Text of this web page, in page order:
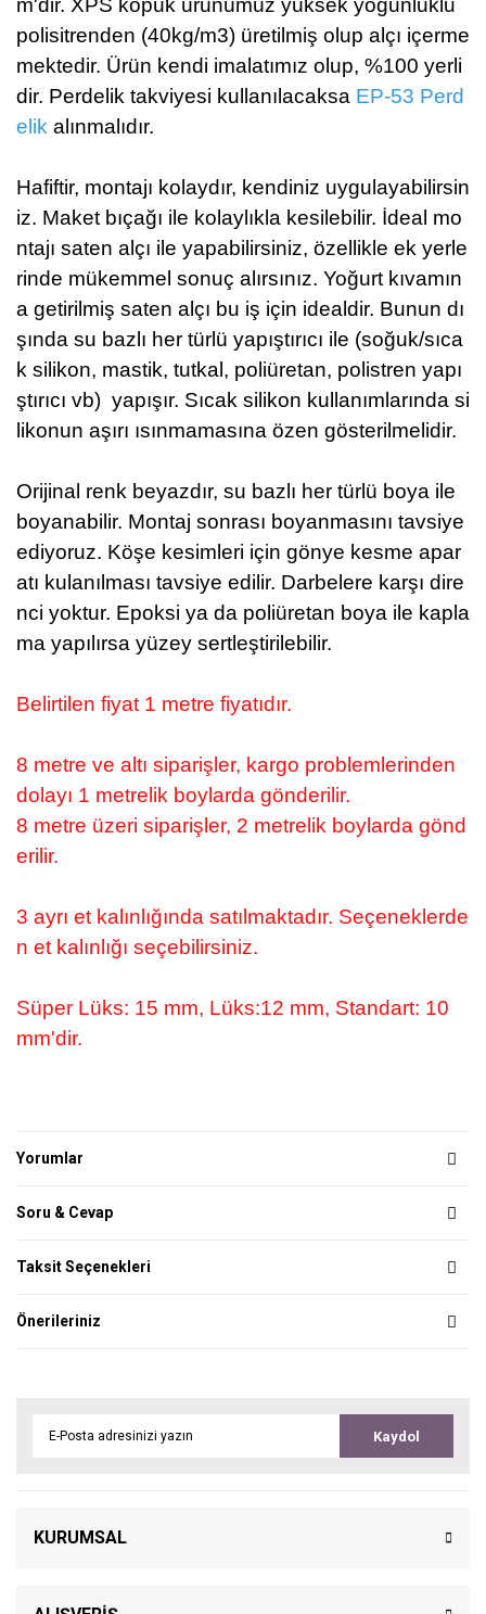
m'dir. XPS köpük ürünümüz yüksek yoğunluklu
polisitrenden (40kg/m3) üretilmiş olup alçı içerme
mektedir. Ürün kendi imalatımız olup, %100 yerli
dir. Perdelik takviyesi kullanılacaksa EP-53 Perd
elik alınmalıdır.
Hafiftir, montajı kolaydır, kendiniz uygulayabilirsin
iz. Maket bıçağı ile kolaylıkla kesilebilir. İdeal mo
ntajı saten alçı ile yapabilirsiniz, özellikle ek yerle
rinde mükemmel sonuç alırsınız. Yoğurt kıvamın
a getirilmiş saten alçı bu iş için idealdir. Bunun dı
şında su bazlı her türlü yapıştırıcı ile (soğuk/sıca
k silikon, mastik, tutkal, poliüretan, polistren yapı
ştırıcı vb) yapışır. Sıcak silikon kullanımlarında si
likonun aşırı ısınmamasına özen gösterilmelidir.
Orijinal renk beyazdır, su bazlı her türlü boya ile
boyanabilir. Montaj sonrası boyanmasını tavsiye
ediyoruz. Köşe kesimleri için gönye kesme apar
atı kulanılması tavsiye edilir. Darbelere karşı dire
nci yoktur. Epoksi ya da poliüretan boya ile kapla
ma yapılırsa yüzey sertleştirilebilir.
Belirtilen fiyat 1 metre fiyatıdır.
8 metre ve altı siparişler, kargo problemlerinden
dolayı 1 metrelik boylarda gönderilir.
8 metre üzeri siparişler, 2 metrelik boylarda gönd
erilir.
3 ayrı et kalınlığında satılmaktadır. Seçeneklerde
n et kalınlığı seçebilirsiniz.
Süper Lüks: 15 mm, Lüks:12 mm, Standart: 10
mm'dir.
Yorumlar
Soru & Cevap
Taksit Seçenekleri
Önerileriniz
Kaydol
KURUMSAL